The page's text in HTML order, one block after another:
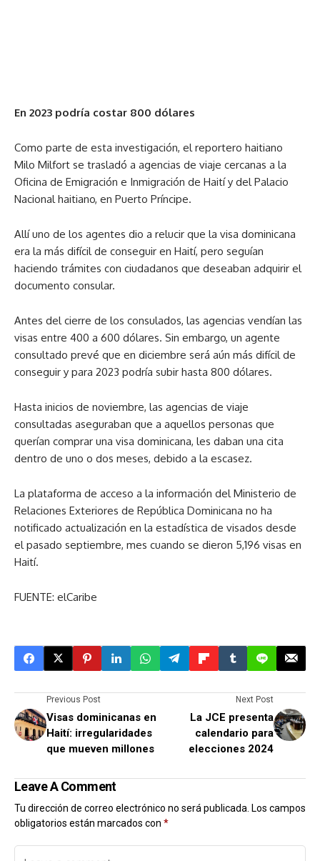
En 2023 podría costar 800 dólares
Como parte de esta investigación, el reportero haitiano
Milo Milfort se trasladó a agencias de viaje cercanas a la
Oficina de Emigración e Inmigración de Haití y del Palacio
Nacional haitiano, en Puerto Príncipe.
Allí uno de los agentes dio a relucir que la visa dominicana
era la más difícil de conseguir en Haití, pero seguían
haciendo trámites con ciudadanos que deseaban adquirir el
documento consular.
Antes del cierre de los consulados, las agencias vendían las
visas entre 400 a 600 dólares. Sin embargo, un agente
consultado prevé que en diciembre será aún más difícil de
conseguir y para 2023 podría subir hasta 800 dólares.
Hasta inicios de noviembre, las agencias de viaje
consultadas aseguraban que a aquellos personas que
querían comprar una visa dominicana, les daban una cita
dentro de uno o dos meses, debido a la escasez.
La plataforma de acceso a la información del Ministerio de
Relaciones Exteriores de República Dominicana no ha
notificado actualización en la estadística de visados desde
el pasado septiembre, mes cuando se dieron 5,196 visas en
Haití.
FUENTE: elCaribe
Previous Post
Visas dominicanas en
Haití: irregularidades
que mueven millones
Next Post
La JCE presenta
calendario para
elecciones 2024
Leave A Comment
Tu dirección de correo electrónico no será publicada. Los campos
obligatorios están marcados con *